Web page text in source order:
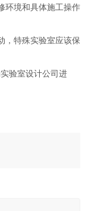
环境和具体施工操作
，特殊实验室应该保
验室设计公司进